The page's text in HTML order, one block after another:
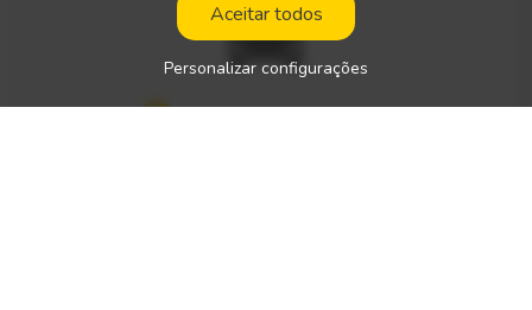
Aceitar todos
Personalizar configurações